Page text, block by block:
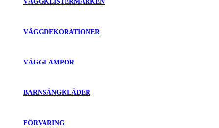
VÄGGKLISTERMÄRKEN
VÄGGDEKORATIONER
VÄGGLAMPOR
BARNSÄNGKLÄDER
FÖRVARING